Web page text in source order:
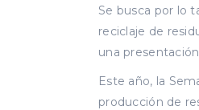
Se busca por lo
reciclaje de
una
Este año, la
producción de